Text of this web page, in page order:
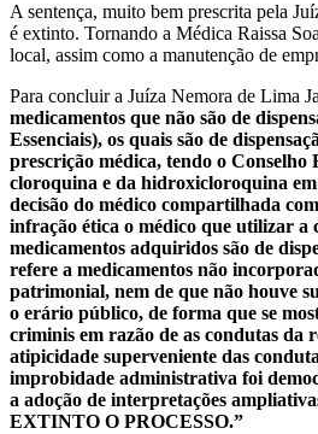
A sentença, muito bem prescrita pela
é extinto. Tornando a Médica Raissa
local, assim como a manutenção de
Para concluir a Juíza Nemora de Lima
medicamentos que não são de
Essenciais), os quais são de
prescrição médica, tendo o
cloroquina e da hidroxicloroquina em
decisão do médico compartilhada
infração ética o médico que utilizar
medicamentos adquiridos são de
refere a medicamentos não
patrimonial, nem de que não houve
o erário público, de forma que se
criminis em razão de as condutas da
atipicidade superveniente das
improbidade administrativa foi
a adoção de interpretações
EXTINTO O PROCESSO.”